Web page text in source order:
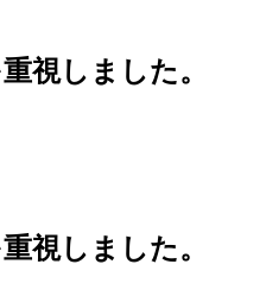
視しました。
視しました。